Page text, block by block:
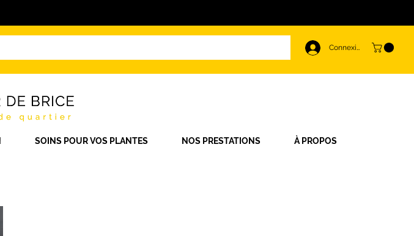
Connexion
SOINS POUR VOS PLANTES NOS PRESTATIONS À PROPOS